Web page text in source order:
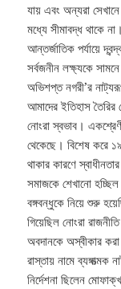
যায় এবং অন্যরা
মধ্যে সীমাবদ্ধ থাকে
আন্তর্জাতিক পর্যায়ে
সর্বজনীন লক্ষ্যকে
অভিশপ্ত নগরী’র
আমাদের ইতিহাস
নোংরা স্বভাব।
থেকেছে। বিশেষ করে
থাকার কারণে
সমাজকে শেখানো
বঙ্গবন্ধুকে নিয়ে শুরু
গিয়েছিল নোংরা
অবদানকে অস্বীকার
রাস্তায় নামে
নির্দেশনা ছিলেন